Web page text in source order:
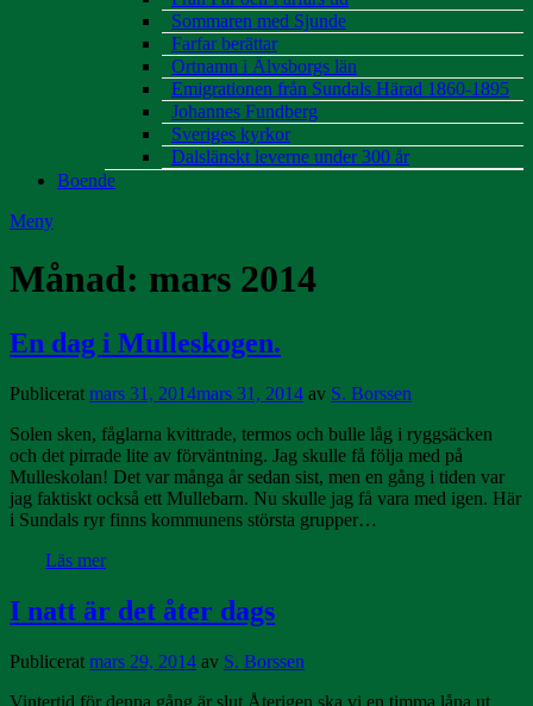
Sommaren med Sjunde
Farfar berättar
Ortnamn i Älvsborgs län
Emigrationen från Sundals Härad 1860-1895
Johannes Fundberg
Sveriges kyrkor
Dalslänskt leverne under 300 år
Boende
Meny
Månad: mars 2014
En dag i Mulleskogen.
Publicerat mars 31, 2014mars 31, 2014 av S. Borssen
Solen sken, fåglarna kvittrade, termos och bulle låg i ryggsäcken
och det pirrade lite av förväntning. Jag skulle få följa med på
Mulleskolan! Det var många år sedan sist, men en gång i tiden var
jag faktiskt också ett Mullebarn. Nu skulle jag få vara med igen. Här
i Sundals ryr finns kommunens största grupper…
Läs mer
I natt är det åter dags
Publicerat mars 29, 2014 av S. Borssen
Vintertid för denna gång är slut Återigen ska vi en timma låna ut..